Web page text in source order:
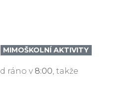
MIMOŠKOLNÍ AKTIVITY
ráno v 8:00, takže